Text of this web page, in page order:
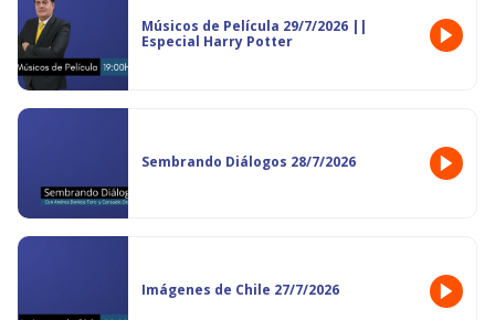
Músicos de Película 29/7/2026 ||
Especial Harry Potter
Sembrando Diálogos 28/7/2026
Imágenes de Chile 27/7/2026